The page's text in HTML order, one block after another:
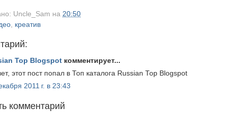
Uncle_Sam на 20:50
креатив
Top Blogspot комментирует...
этот пост попал в Топ каталога Russian Top Blogspot
2011 г. в 23:43
комментарий